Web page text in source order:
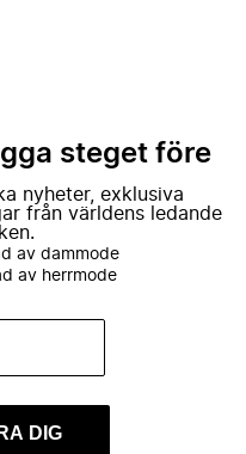
steget före
nyheter, exklusiva
från världens ledande
av dammode
av herrmode
DIG